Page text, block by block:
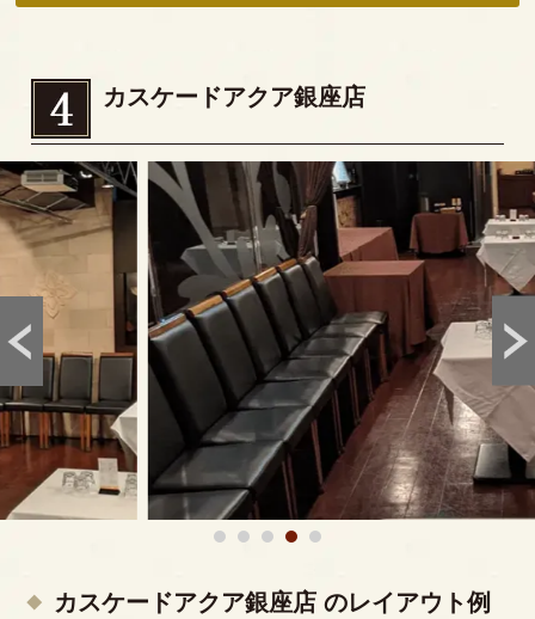
カスケードアクア銀座店
カスケードアクア銀座店 のレイアウト例